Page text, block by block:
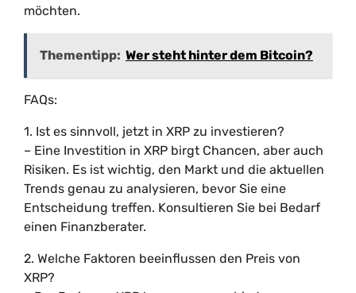
möchten.
Thementipp: Wer steht hinter dem Bitcoin?
FAQs:
1. Ist es sinnvoll, jetzt in XRP zu investieren?
– Eine Investition in XRP birgt Chancen, aber auch
Risiken. Es ist wichtig, den Markt und die aktuellen
Trends genau zu analysieren, bevor Sie eine
Entscheidung treffen. Konsultieren Sie bei Bedarf
einen Finanzberater.
2. Welche Faktoren beeinflussen den Preis von
XRP?